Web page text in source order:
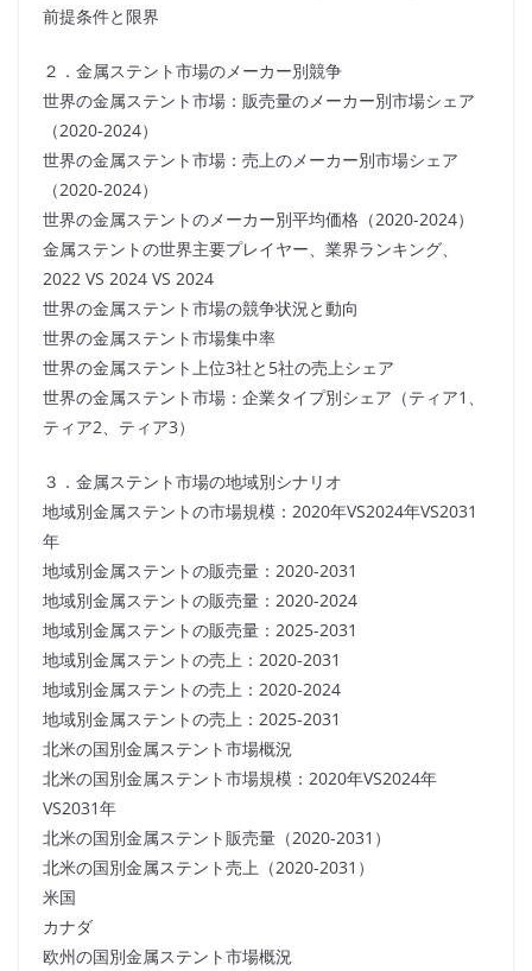
前提条件と限界
２．金属ステント市場のメーカー別競争
世界の金属ステント市場：販売量のメーカー別市場シェア
（2020-2024）
世界の金属ステント市場：売上のメーカー別市場シェア
（2020-2024）
世界の金属ステントのメーカー別平均価格（2020-2024）
金属ステントの世界主要プレイヤー、業界ランキング、
2022 VS 2024 VS 2024
世界の金属ステント市場の競争状況と動向
世界の金属ステント市場集中率
世界の金属ステント上位3社と5社の売上シェア
世界の金属ステント市場：企業タイプ別シェア（ティア1、
ティア2、ティア3）
３．金属ステント市場の地域別シナリオ
地域別金属ステントの市場規模：2020年VS2024年VS2031
年
地域別金属ステントの販売量：2020-2031
地域別金属ステントの販売量：2020-2024
地域別金属ステントの販売量：2025-2031
地域別金属ステントの売上：2020-2031
地域別金属ステントの売上：2020-2024
地域別金属ステントの売上：2025-2031
北米の国別金属ステント市場概況
北米の国別金属ステント市場規模：2020年VS2024年
VS2031年
北米の国別金属ステント販売量（2020-2031）
北米の国別金属ステント売上（2020-2031）
米国
カナダ
欧州の国別金属ステント市場概況